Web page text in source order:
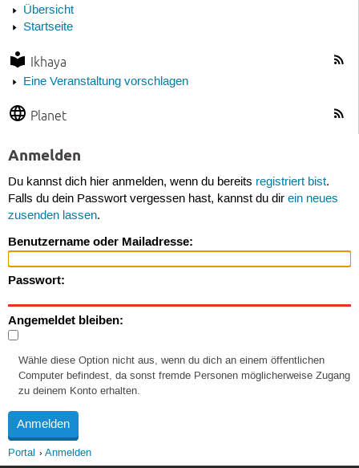
Übersicht
Startseite
Ikhaya
Eine Veranstaltung vorschlagen
Planet
Anmelden
Du kannst dich hier anmelden, wenn du bereits registriert bist.
Falls du dein Passwort vergessen hast, kannst du dir ein neues
zusenden lassen.
Benutzername oder Mailadresse:
Passwort:
Angemeldet bleiben:
Wähle diese Option nicht aus, wenn du dich an einem öffentlichen
Computer befindest, da sonst fremde Personen möglicherweise Zugang
zu deinem Konto erhalten.
Portal Anmelden